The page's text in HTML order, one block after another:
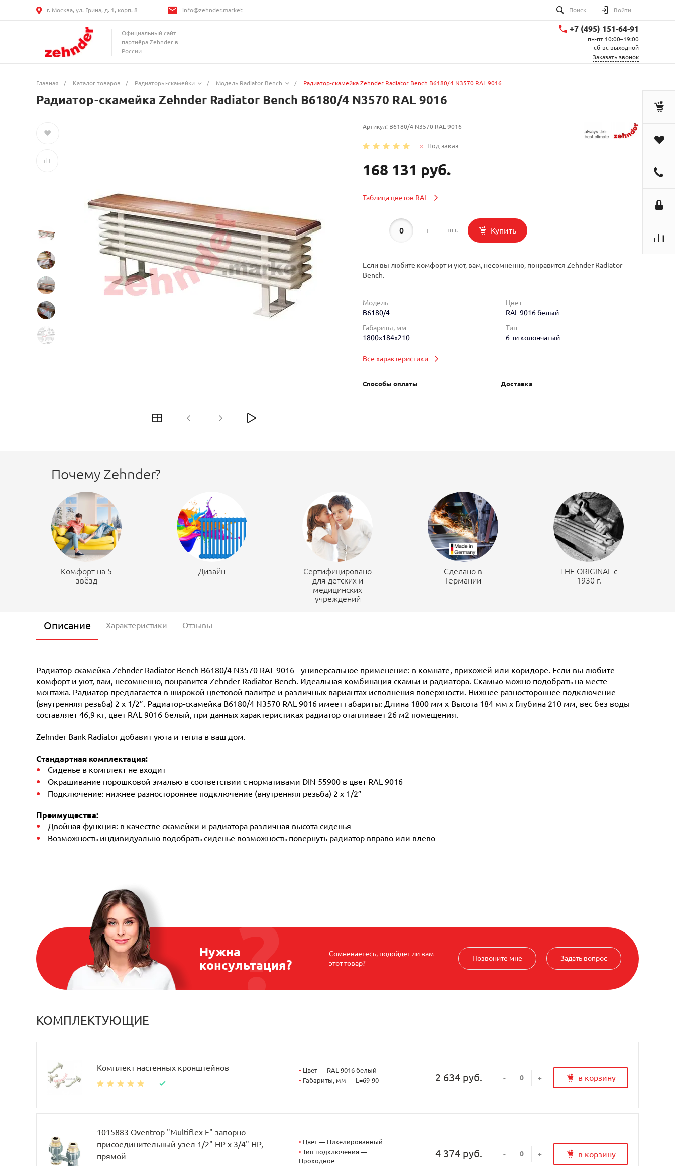
г. Москва, ул. Грина, д. 1, корп. 8 info@zehnder.market Поиск Войти
Официальный сайт
партнёра Zehnder в
России
+7 (495) 151-64-91
пн-пт 10:00–19:00
сб-вс выходной
Заказать звонок
Главная / Каталог товаров / Радиаторы-скамейки / Модель Radiator Bench / Радиатор-скамейка Zehnder Radiator Bench B6180/4 N3570 RAL 9016
Радиатор-скамейка Zehnder Radiator Bench B6180/4 N3570 RAL 9016
Артикул: B6180/4 N3570 RAL 9016
Под заказ
168 131 руб.
Таблица цветов RAL
- + шт. Купить
Если вы любите комфорт и уют, вам, несомненно, понравится Zehnder Radiator
Bench.
Модель
B6180/4
Цвет
RAL 9016 белый
Габариты, мм
1800x184x210
Тип
6-ти колончатый
Все характеристики
Способы оплаты Доставка
Почему Zehnder?
Комфорт на 5
звёзд
Дизайн
Сертифицировано
для детских и
медицинских
учреждений
Сделано в
Германии
THE ORIGINAL c
1930 г.
Описание Характеристики Отзывы
Радиатор-скамейка Zehnder Radiator Bench B6180/4 N3570 RAL 9016 - универсальное применение: в комнате, прихожей или коридоре. Если вы любите
комфорт и уют, вам, несомненно, понравится Zehnder Radiator Bench. Идеальная комбинация скамьи и радиатора. Скамью можно подобрать на месте
монтажа. Радиатор предлагается в широкой цветовой палитре и различных вариантах исполнения поверхности. Нижнее разностороннее подключение
(внутренняя резьба) 2 х 1/2”. Радиатор-скамейка B6180/4 N3570 RAL 9016 имеет габариты: Длина 1800 мм х Высота 184 мм х Глубина 210 мм, вес без воды
составляет 46,9 кг, цвет RAL 9016 белый, при данных характеристиках радиатор отапливает 26 м2 помещения.
Zehnder Bank Radiator добавит уюта и тепла в ваш дом.
Стандартная комплектация:
Сиденье в комплект не входит
Окрашивание порошковой эмалью в соответствии с нормативами DIN 55900 в цвет RAL 9016
Подключение: нижнее разностороннее подключение (внутренняя резьба) 2 х 1/2”
Преимущества:
Двойная функция: в качестве скамейки и радиатора различная высота сиденья
Возможность индивидуально подобрать сиденье возможность повернуть радиатор вправо или влево
Нужна
консультация?
Сомневаетесь, подойдет ли вам
этот товар?
Позвоните мне Задать вопрос
КОМПЛЕКТУЮЩИЕ
Комплект настенных кронштейнов • Цвет — RAL 9016 белый
• Габариты, мм — L=69-90 2 634 руб. - + в корзину
1015883 Oventrop "Multiflex F" запорно-
присоединительный узел 1/2" НР x 3/4" НР,
прямой
• Цвет — Никелированный
• Тип подключения —
Проходное
4 374 руб. - + в корзину